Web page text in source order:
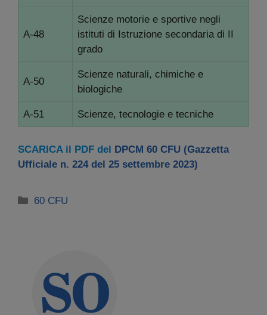
A-48
Scienze motorie e sportive negli
istituti di Istruzione secondaria di II
grado
A-50
Scienze naturali, chimiche e
biologiche
A-51 Scienze, tecnologie e tecniche
SCARICA il PDF del
DPCM 60 CFU (Gazzetta
Ufficiale n. 224 del 25 settembre 2023)
Categorie
60 CFU